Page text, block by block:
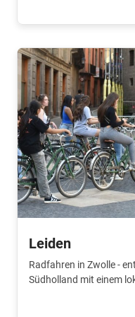
Leiden
Radfahren in Zwolle -
Südholland mit einem